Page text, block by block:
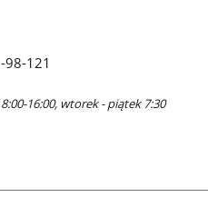
98-121
16:00, wtorek - piątek 7:30